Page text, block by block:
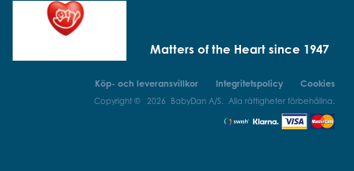
Matters of the Heart since 1947
Köp- och leveransvillkor Integritetspolicy Cookies
Copyright © 2026 BabyDan A/S. Alla rättigheter förbehållna.